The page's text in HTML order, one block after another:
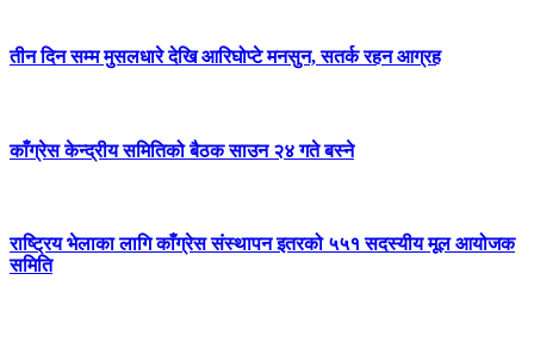
तीन दिन सम्म मुसलधारे देखि आरिघोप्टे मनसुन, सतर्क रहन आग्रह
काँग्रेस केन्द्रीय समितिको बैठक साउन २४ गते बस्ने
राष्ट्रिय भेलाका लागि काँग्रेस संस्थापन इतरको ५५१ सदस्यीय मूल आयोजक
समिति